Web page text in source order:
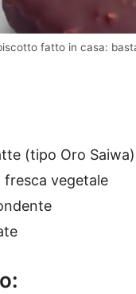
fatto in casa:
(tipo Oro Saiwa)
fresca vegetale